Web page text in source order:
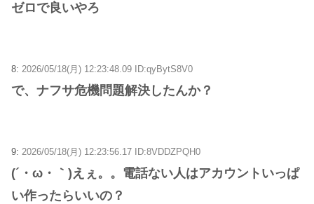
ゼロで良いやろ
8: 2026/05/18(月) 12:23:48.09 ID:qyBytS8V0
で、ナフサ危機問題解決したんか？
9: 2026/05/18(月) 12:23:56.17 ID:8VDDZPQH0
(´・ω・｀)えぇ。。電話ない人はアカウントいっぱ
い作ったらいいの？